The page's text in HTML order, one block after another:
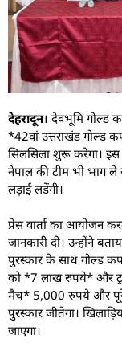
देहरादून। देवभूमि गोल्ड
*42वां उत्तराखंड गोल्ड
सिलसिला शुरू करेगा।
नेपाल की टीम भी भाग ले
लड़ाई लडेंगी।
प्रेस वार्ता का आयोजन
जानकारी दी। उन्होंने
पुरस्कार के साथ गोल्ड कप
को *7 लाख रुपये* और
मैच* 5,000 रुपये और
पुरस्कार जीतेगा।
जाएगा।